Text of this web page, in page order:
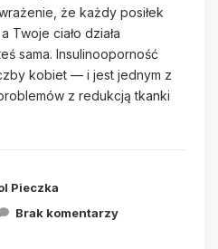
że każdy posiłek
Twoje ciało działa
sama. Insulinooporność
kobiet — i jest jednym z
z redukcją tkanki
Pieczka
Brak komentarzy